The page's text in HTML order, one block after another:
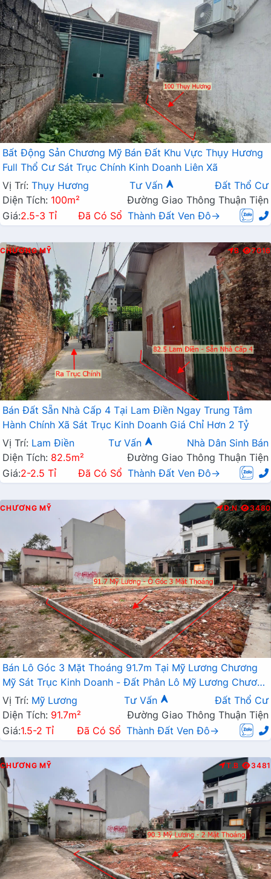
Bất Động Sản Chương Mỹ Bán Đất Khu Vực Thụy Hương
Full Thổ Cư Sát Trục Chính Kinh Doanh Liên Xã
Vị Trí: Thụy Hương Tư Vấn
Đất Thổ Cư
Diện Tích: 100m²
Đường Giao Thông Thuận Tiện
Giá:2.5-3 Tỉ Đã Có Sổ Thành Đất Ven Đô→
CHƯƠNG MỸ B 7016
Bán Đất Sẵn Nhà Cấp 4 Tại Lam Điền Ngay Trung Tâm
Hành Chính Xã Sát Trục Kinh Doanh Giá Chỉ Hơn 2 Tỷ
Vị Trí: Lam Điền Tư Vấn
Nhà Dân Sinh Bán
Diện Tích: 82.5m²
Đường Giao Thông Thuận Tiện
Giá:2-2.5 Tỉ Đã Có Sổ Thành Đất Ven Đô→
CHƯƠNG MỸ Đ.N 3480
Bán Lô Góc 3 Mặt Thoáng 91.7m Tại Mỹ Lương Chương
Mỹ Sát Trục Kinh Doanh - Đất Phân Lô Mỹ Lương Chương
Mỹ
Vị Trí: Mỹ Lương Tư Vấn
Đất Thổ Cư
Diện Tích: 91.7m²
Đường Giao Thông Thuận Tiện
Giá:1.5-2 Tỉ Đã Có Sổ Thành Đất Ven Đô→
CHƯƠNG MỸ T.B 3481